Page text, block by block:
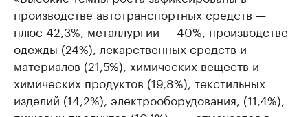
производстве автотранспортных средств —
плюс 42,3%, металлургии — 40%, производстве
одежды (24%), лекарственных средств и
материалов (21,5%), химических веществ и
химических продуктов (19,8%), текстильных
изделий (14,2%), электрооборудования, (11,4%),